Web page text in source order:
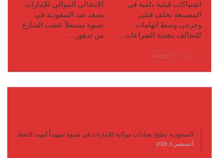
اشتباكات قبلية دامية في
المصينعة تخلف قتلى
وجرحى وسط اتهامات
للتحالف بتغذية الصراعات…
الانتقالي الموالي للإمارات
يصعد ضد السعودية في
شبوة مستغلاً غضب الشارع
من تدهور…
NEXT
السعودية تطيح بقيادات موالية للإمارات في شبوة تمهيداً لنهب النفط
أغسطس 6, 2026